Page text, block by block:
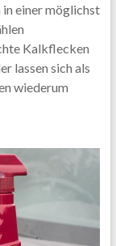
einer möglichst
Kalkflecken
lassen sich als
wiederum